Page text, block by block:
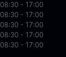
08:30 - 17:00
08:30 - 17:00
08:30 - 17:00
08:30 - 17:00
08:30 - 17:00